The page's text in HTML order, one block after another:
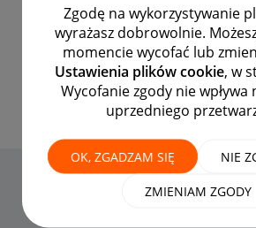
Zgodę na wykorzystywanie
wyrażasz dobrowolnie.
momencie wycofać lub
Ustawienia plików cookie, w
Wycofanie zgody nie wpływa
uprzedniego
OK, ZGADZAM SIĘ NIE
ZMIENIAM ZGODY
1. urodziny
‎08-02-2021
Zdobyte przez 41